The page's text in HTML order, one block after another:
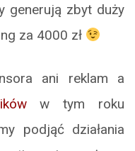
generują zbyt duży
za 4000 zł
ani reklam a
w tym roku
podjąć działania